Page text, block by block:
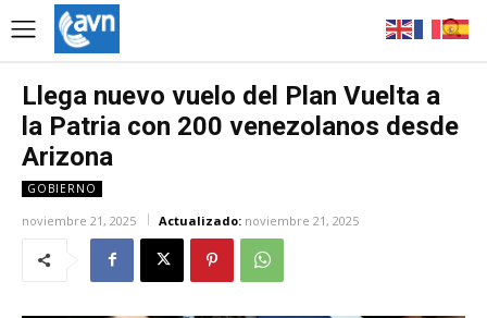
Llega nuevo vuelo del Plan Vuelta a
la Patria con 200 venezolanos desde
Arizona
GOBIERNO
noviembre 21, 2025 Actualizado: noviembre 21, 2025